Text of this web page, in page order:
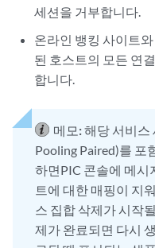
세션을 거부합니다.
온라인 뱅킹 사이트
된 호스트의 모든 연
합니다.
메모:해당 서비스
Pooling Paired)를 포
하면PIC 콘솔에 메시
트에 대한 매핑이 지
스 집합 삭제가 시작
제가 완료되면 다시